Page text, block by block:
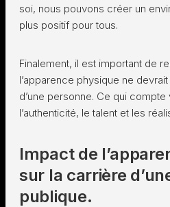
soi, nous pouvons créer un
plus positif pour tous.
Finalement, il est important de
l’apparence physique ne
d’une personne. Ce qui compte
l’authenticité, le talent et les
Impact de
sur la carrière
publique.